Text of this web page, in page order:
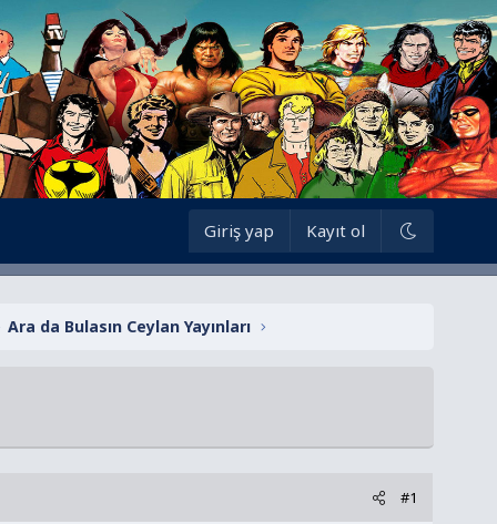
Giriş yap Kayıt ol
Ara da Bulasın Ceylan Yayınları
#1